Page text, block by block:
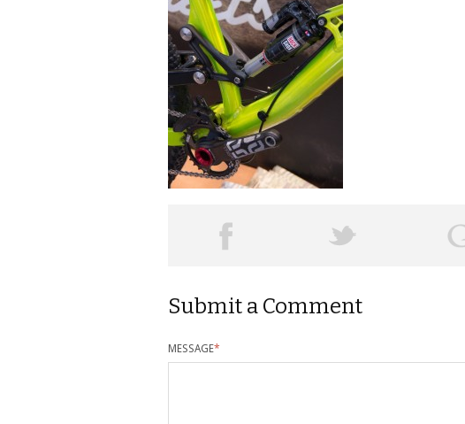
Submit a Comment
MESSAGE*